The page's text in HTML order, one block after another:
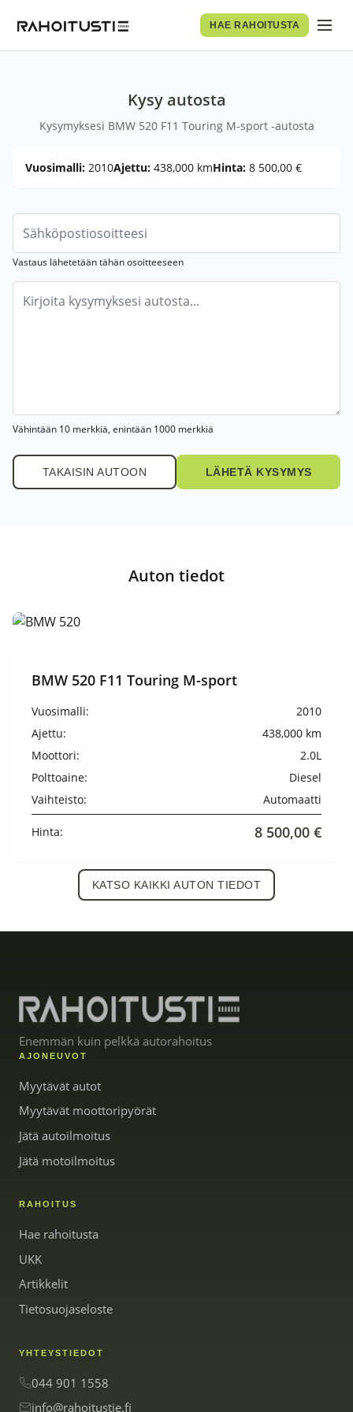
HAE RAHOITUSTA
Kysy autosta
Kysymyksesi BMW 520 F11 Touring M-sport -autosta
Vuosimalli: 2010Ajettu: 438,000 kmHinta: 8 500,00 €
Vastaus lähetetään tähän osoitteeseen
Vähintään 10 merkkiä, enintään 1000 merkkiä
TAKAISIN AUTOON
Auton tiedot
BMW 520 F11 Touring M-sport
Vuosimalli:
2010
Ajettu:
438,000 km
Moottori:
2.0L
Polttoaine:
Diesel
Vaihteisto:
Automaatti
Hinta: 8 500,00 €
KATSO KAIKKI AUTON TIEDOT
Enemmän kuin pelkkä autorahoitus
AJONEUVOT
Myytävät autot
Myytävät moottoripyörät
Jätä autoilmoitus
Jätä motoilmoitus
RAHOITUS
Hae rahoitusta
UKK
Artikkelit
Tietosuojaseloste
YHTEYSTIEDOT
044 901 1558
info@rahoitustie.fi